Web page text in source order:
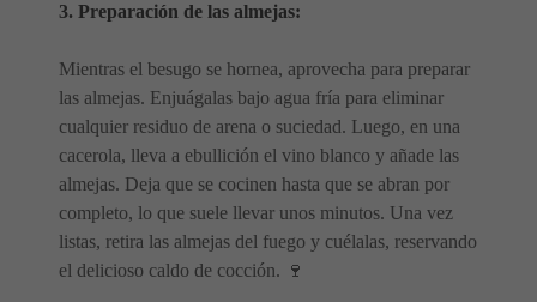
3. Preparación de las almejas:
Mientras el besugo se hornea, aprovecha para preparar
las almejas. Enjuágalas bajo agua fría para eliminar
cualquier residuo de arena o suciedad. Luego, en una
cacerola, lleva a ebullición el vino blanco y añade las
almejas. Deja que se cocinen hasta que se abran por
completo, lo que suele llevar unos minutos. Una vez
listas, retira las almejas del fuego y cuélalas, reservando
el delicioso caldo de cocción. 🍷